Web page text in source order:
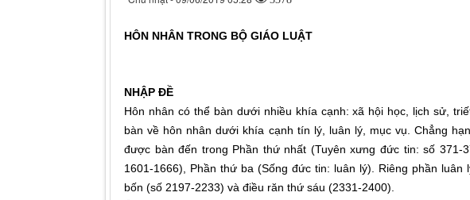
HÔN NHÂN TRONG BỘ GIÁO LUẬT
NHẬP ĐỀ
Hôn nhân có thể bàn dưới nhiều khía cạnh: xã hội học, lịch sử,
bàn về hôn nhân dưới khía cạnh tín lý, luân lý, mục vụ. Chẳng
được bàn đến trong Phần thứ nhất (Tuyên xưng đức tin: số
1601-1666), Phần thứ ba (Sống đức tin: luân lý). Riêng phần
bốn (số 2197-2233) và điều răn thứ sáu (2331-2400).